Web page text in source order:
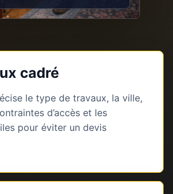
cadré
le type de travaux, la ville,
d’accès et les
pour éviter un devis